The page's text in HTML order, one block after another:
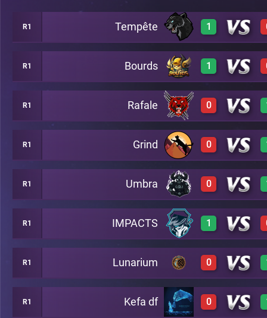
R1 Tempête 1
1 A19
R1 Bourds 1
1 A19
R1 Rafale 0
0 A19
R1 Grind 0
0 A19
R1 Umbra 0
0 A19
R1 IMPACTS 1
1 A19
R1 Lunarium 0
0 A19
R1 Kefa df 0